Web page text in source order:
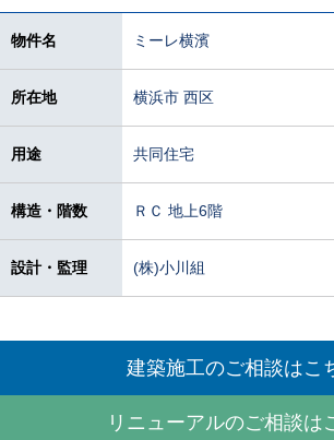
物件名 ミーレ横濱
所在地 横浜市 西区
用途 共同住宅
構造・階数 ＲＣ 地上6階
設計・監理 (株)小川組
建築施工のご相談はこ
リニューアルのご相談は